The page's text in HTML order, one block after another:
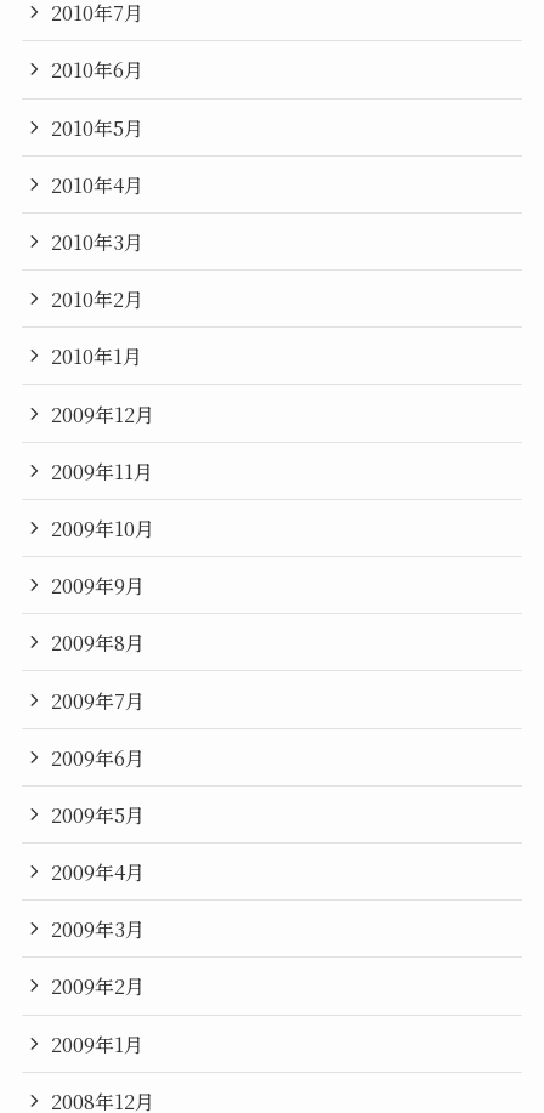
2010年7月
2010年6月
2010年5月
2010年4月
2010年3月
2010年2月
2010年1月
2009年12月
2009年11月
2009年10月
2009年9月
2009年8月
2009年7月
2009年6月
2009年5月
2009年4月
2009年3月
2009年2月
2009年1月
2008年12月